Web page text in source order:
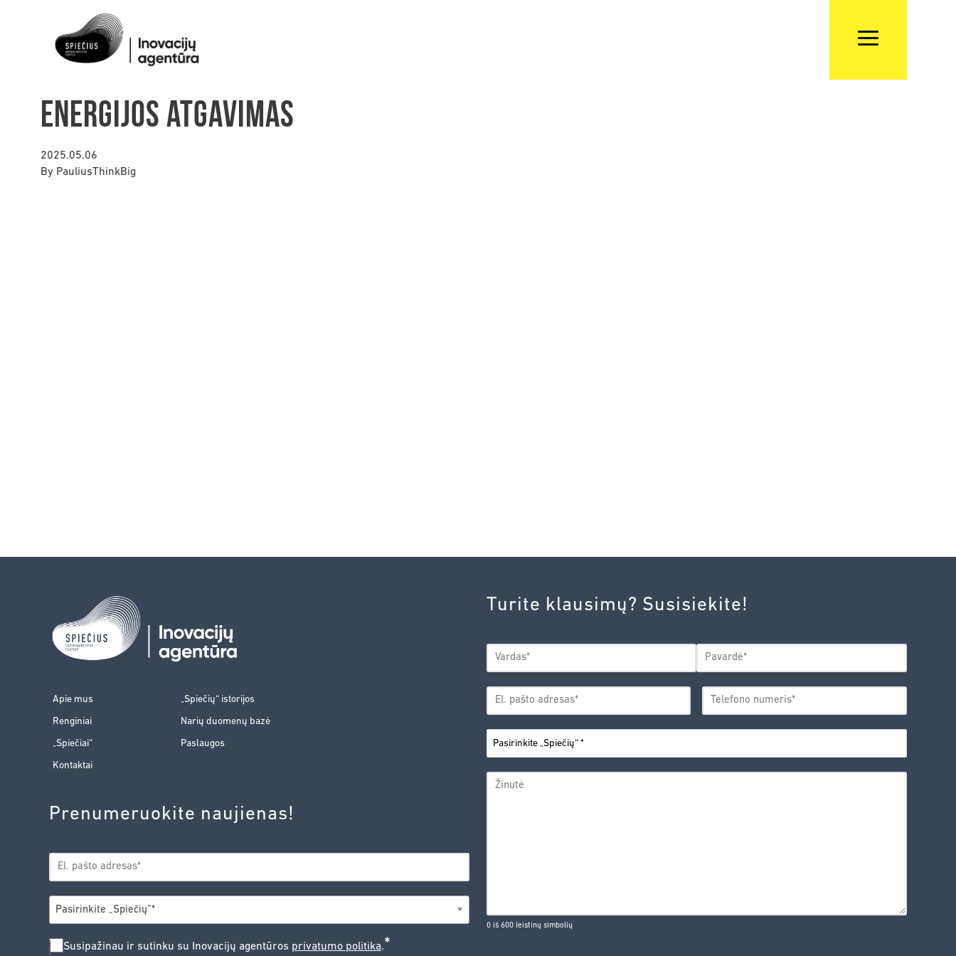
Energijos atgavimas
2025.05.06
By PauliusThinkBig
Apie mus „Spiečių“ istorijos
Renginiai Narių duomenų bazė
„Spiečiai“ Paslaugos
Kontaktai
Prenumeruokite naujienas!
EL.
PAŠTAS*
MIESTAS*
Pasirinkite „Spiečių”*
SUSIPAŽINAU
Susipažinau ir sutinku su Inovacijų agentūros privatumo politika.*
Turite klausimų? Susisiekite!
VARDAS
EL.
ADRESAS*
TELEFONO
NUMERIS*
PASIRINKITE
„SPIEČIŲ“*
ŽINUTĖ
0 iš 600 leistinų simbolių